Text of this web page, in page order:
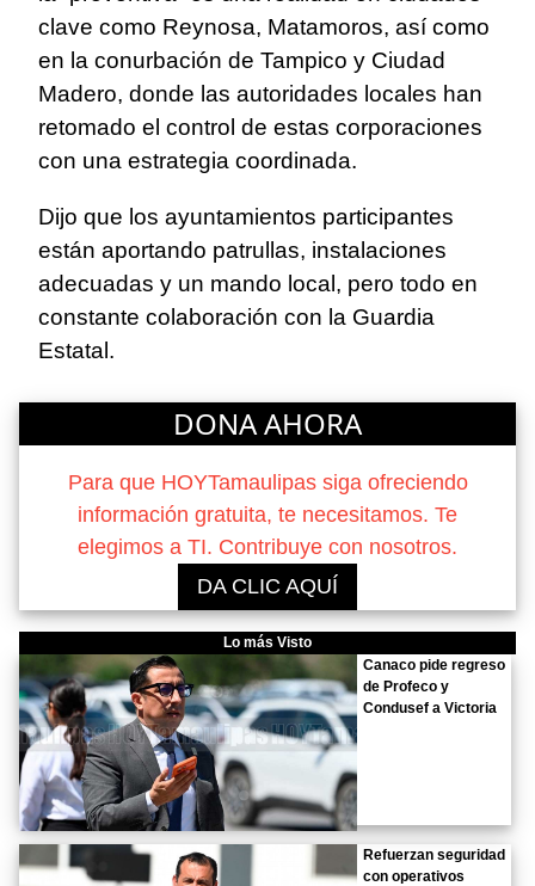
clave como Reynosa, Matamoros, así como
en la conurbación de Tampico y Ciudad
Madero, donde las autoridades locales han
retomado el control de estas corporaciones
con una estrategia coordinada.
Dijo que los ayuntamientos participantes
están aportando patrullas, instalaciones
adecuadas y un mando local, pero todo en
constante colaboración con la Guardia
Estatal.
DONA AHORA
Para que HOYTamaulipas siga ofreciendo
información gratuita, te necesitamos. Te
elegimos a TI. Contribuye con nosotros.
DA CLIC AQUÍ
Lo más Visto
Canaco pide regreso
de Profeco y
Condusef a Victoria
Refuerzan seguridad
con operativos